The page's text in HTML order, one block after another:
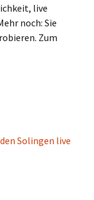
live
noch: Sie
Zum
Solingen live